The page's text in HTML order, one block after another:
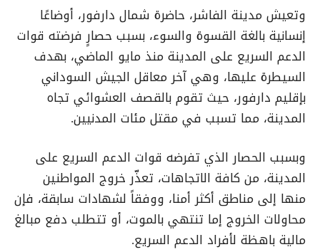
وتعيش مدينة الفاشر، حاضرة شمال دارفور، أوضاعًا
إنسانية بالغة القسوة والسوء، بسبب حصارٍ فرضته قوات
الدعم السريع على المدينة منذ مايو الماضي، بهدف
السيطرة عليها، وهي آخر معاقل الجيش السوداني
بإقليم دارفور، حيث تقوم بالقصف العشوائي تجاه
المدينة، مما تسبب في مقتل مئات المدنيين.
وبسبب الحصار الذي تفرضه قوات الدعم السريع على
المدينة، من كافة الاتجاهات، تعذّر خروج المواطنين
منها إلى مناطق أكثر أمنا، ووفقاً لشهادات سابقة، فإن
محاولات الخروج إما تنتهي بالموت، أو تتطلب دفع مبالغ
مالية باهظة لأفراد الدعم السريع.